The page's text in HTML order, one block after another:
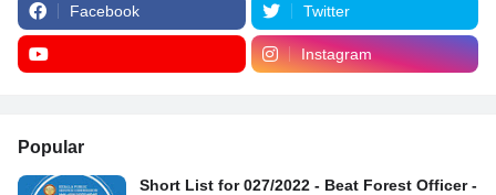
Facebook Twitter
Instagram
Popular
Short List for 027/2022 - Beat Forest Officer -